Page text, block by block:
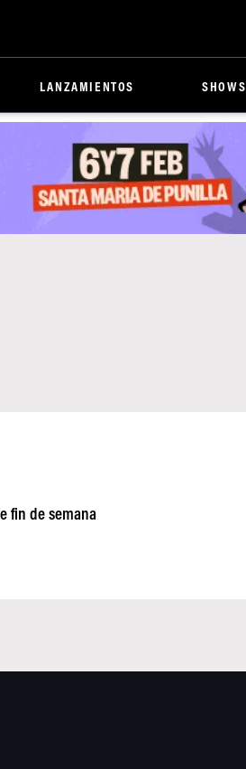
LANZAMIENTOS SHOWS
fin de semana